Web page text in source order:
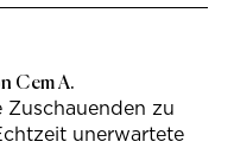
Cem A.
zu
unerwartete